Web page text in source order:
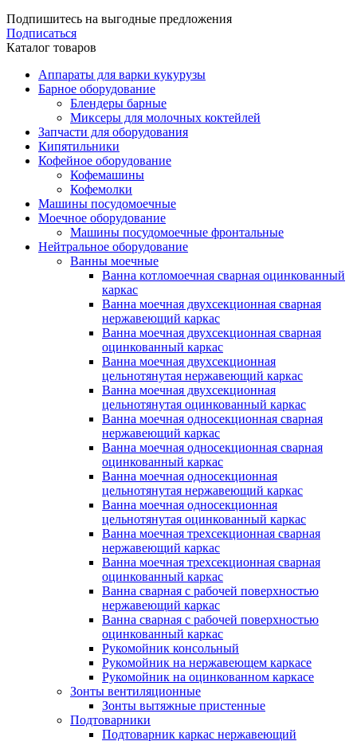
Подпишитесь на выгодные предложения
Подписаться
Каталог товаров
Аппараты для варки кукурузы
Барное оборудование
Блендеры барные
Миксеры для молочных коктейлей
Запчасти для оборудования
Кипятильники
Кофейное оборудование
Кофемашины
Кофемолки
Машины посудомоечные
Моечное оборудование
Машины посудомоечные фронтальные
Нейтральное оборудование
Ванны моечные
Ванна котломоечная сварная оцинкованный
каркас
Ванна моечная двухсекционная сварная
нержавеющий каркас
Ванна моечная двухсекционная сварная
оцинкованный каркас
Ванна моечная двухсекционная
цельнотянутая нержавеющий каркас
Ванна моечная двухсекционная
цельнотянутая оцинкованный каркас
Ванна моечная односекционная сварная
нержавеющий каркас
Ванна моечная односекционная сварная
оцинкованный каркас
Ванна моечная односекционная
цельнотянутая нержавеющий каркас
Ванна моечная односекционная
цельнотянутая оцинкованный каркас
Ванна моечная трехсекционная сварная
нержавеющий каркас
Ванна моечная трехсекционная сварная
оцинкованный каркас
Ванна сварная с рабочей поверхностью
нержавеющий каркас
Ванна сварная с рабочей поверхностью
оцинкованный каркас
Рукомойник консольный
Рукомойник на нержавеющем каркасе
Рукомойник на оцинкованном каркасе
Зонты вентиляционные
Зонты вытяжные пристенные
Подтоварники
Подтоварник каркас нержавеющий